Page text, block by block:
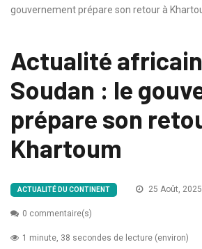
gouvernement prépare son retour à
Actualité
Soudan : le
prépare son
Khartoum
ACTUALITÉ DU CONTINENT 25 Août,
0 commentaire(s)
1 minute, 38 secondes de lecture (environ)